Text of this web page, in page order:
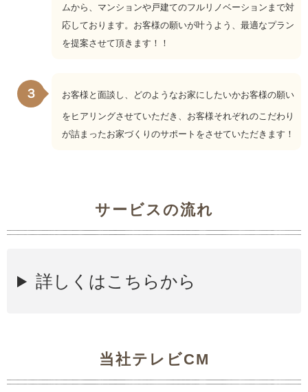
ムから、マンションや戸建てのフルリノベーションまで対
応しております。お客様の願いが叶うよう、最適なプラン
を提案させて頂きます！！
３ お客様と面談し、どのようなお家にしたいかお客様の願い
をヒアリングさせていただき、お客様それぞれのこだわり
が詰まったお家づくりのサポートをさせていただきます！
サービスの流れ
詳しくはこちらから
当社テレビCM